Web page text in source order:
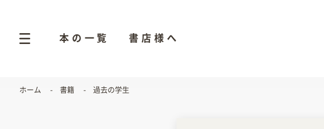
本の一覧 書店様へ
ホーム 書籍 過去の学生